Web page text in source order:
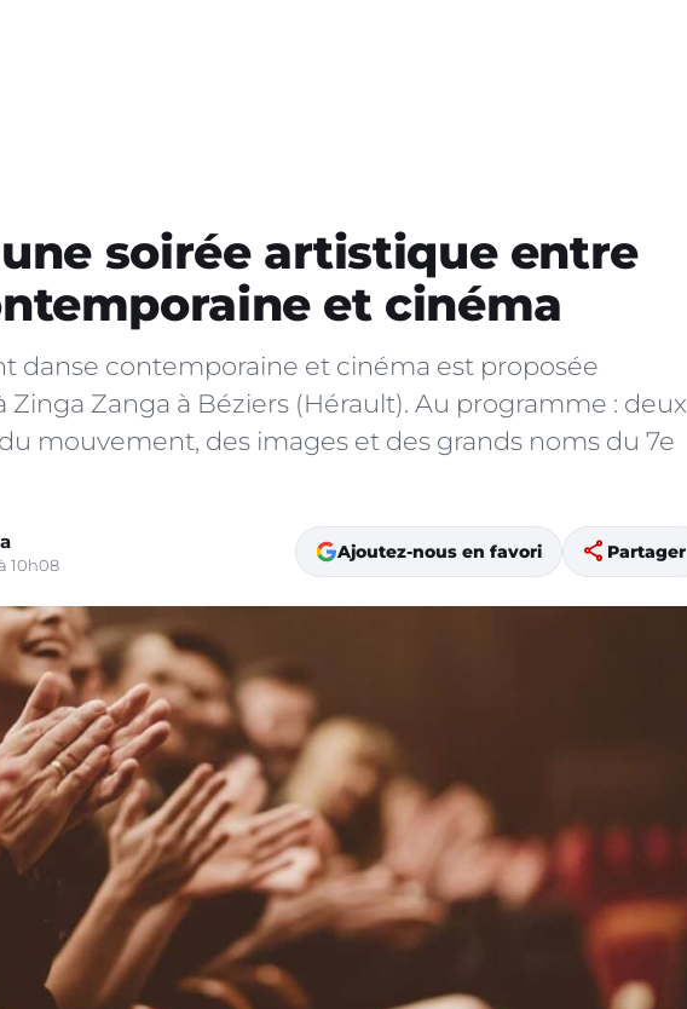
soirée artistique entre
et cinéma
danse contemporaine et cinéma est proposée
Zinga Zanga à Béziers (Hérault). Au programme : deux
mouvement, des images et des grands noms du 7e
10h08
Ajoutez-nous en favori share Partager